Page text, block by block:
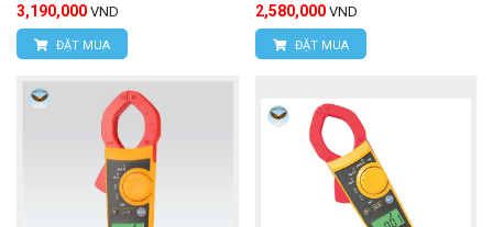
3,190,000 VND
ĐẶT MUA
2,580,000 VND
ĐẶT MUA